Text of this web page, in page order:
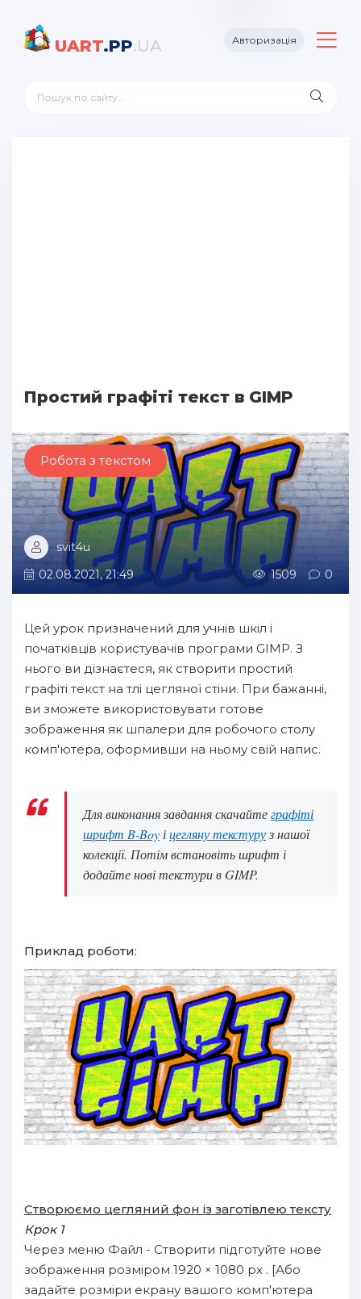
UART.PP.UA Авторизація
Простий графіті текст в GIMP
Робота з текстом
svit4u
02.08.2021, 21:49
1509 0
Цей урок призначений для учнів шкіл і
початківців користувачів програми GIMP. З
нього ви дізнаєтеся, як створити простий
графіті текст на тлі цегляної стіни. При бажанні,
ви зможете використовувати готове
зображення як шпалери для робочого столу
комп'ютера, оформивши на ньому свій напис.
Для виконання завдання скачайтеграфіті
шрифт B-Boy іцегляну текстуруз нашої
колекції. Потім встановіть шрифт і
додайте нові текстури в GIMP.
Приклад роботи:
Створюємо цегляний фон із заготівлею тексту
Крок 1
Через меню Файл - Створити підготуйте нове
зображення розміром 1920 × 1080 px . [Або
задайте розміри екрану вашого комп'ютера